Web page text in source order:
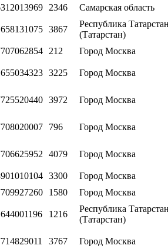
2346 Самарская область
3867
Республика Татарстан
(Татарстан)
212 Город Москва
3225 Город Москва
3972 Город Москва
796 Город Москва
4079 Город Москва
3300 Город Москва
1580 Город Москва
1216
Республика Татарстан
(Татарстан)
3767 Город Москва